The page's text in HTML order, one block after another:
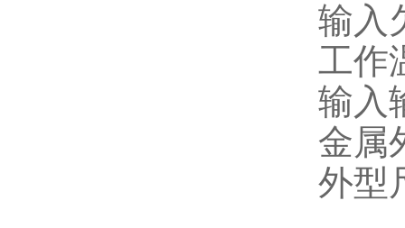
输入
工作
输入
金属
外型